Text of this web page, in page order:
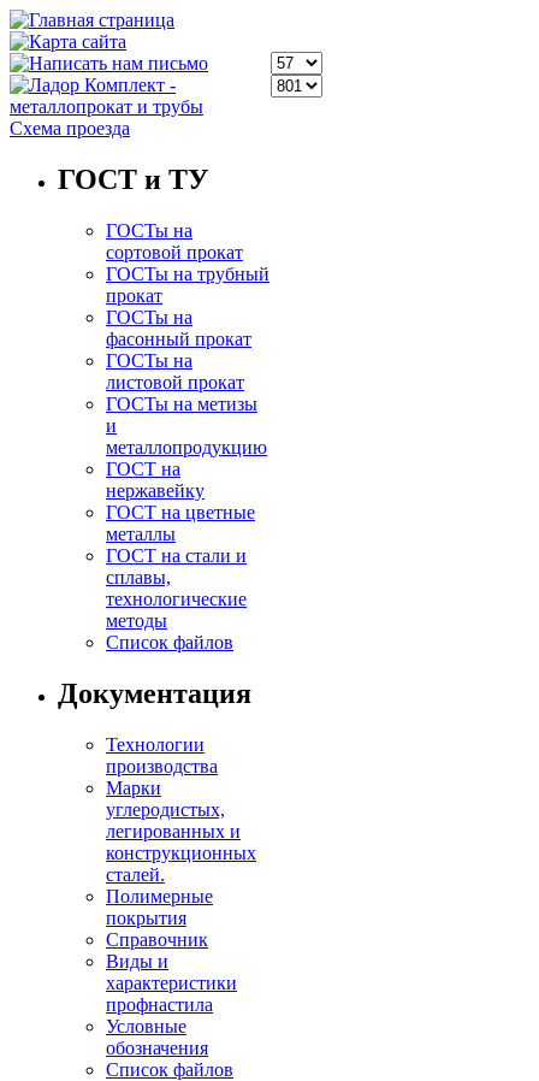
Схема проезда
ГОСТ и ТУ
ГОСТы на
сортовой прокат
ГОСТы на трубный
прокат
ГОСТы на
фасонный прокат
ГОСТы на
листовой прокат
ГОСТы на метизы
и
металлопродукцию
ГОСТ на
нержавейку
ГОСТ на цветные
металлы
ГОСТ на стали и
сплавы,
технологические
методы
Список файлов
Документация
Технологии
производства
Марки
углеродистых,
легированных и
конструкционных
сталей.
Полимерные
покрытия
Справочник
Виды и
характеристики
профнастила
Условные
обозначения
Список файлов